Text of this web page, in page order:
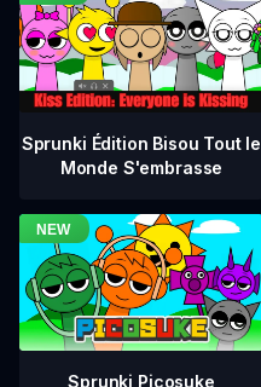
Sprunki Édition Bisou Tout le
Monde S'embrasse
Sprunki Picosuke